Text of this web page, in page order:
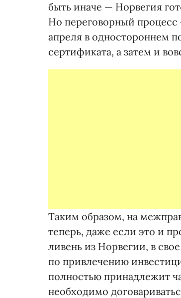
быть иначе — Норвегия
Но переговорный процесс
апреля в одностороннем
сертификата, а затем и
Таким образом, на
теперь, даже если это и
ливень из Норвегии, в
по привлечению
полностью принадлежит
необходимо